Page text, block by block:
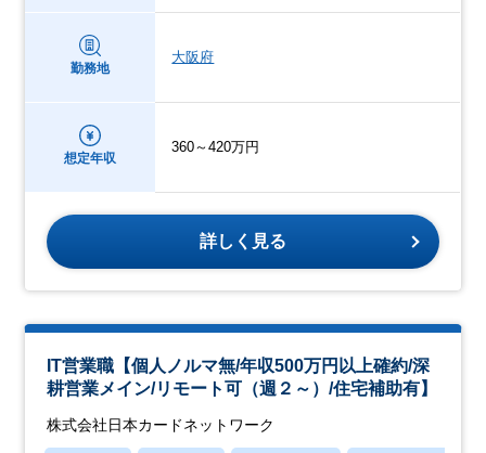
勤務地
大阪府
想定年収
360～420万円
詳しく見る
IT営業職【個人ノルマ無/年収500万円以上確約/深
耕営業メイン/リモート可（週２～）/住宅補助有】
株式会社日本カードネットワーク